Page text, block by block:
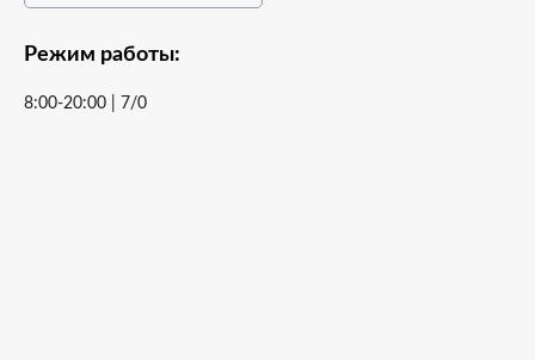
Режим работы:
8:00-20:00 | 7/0